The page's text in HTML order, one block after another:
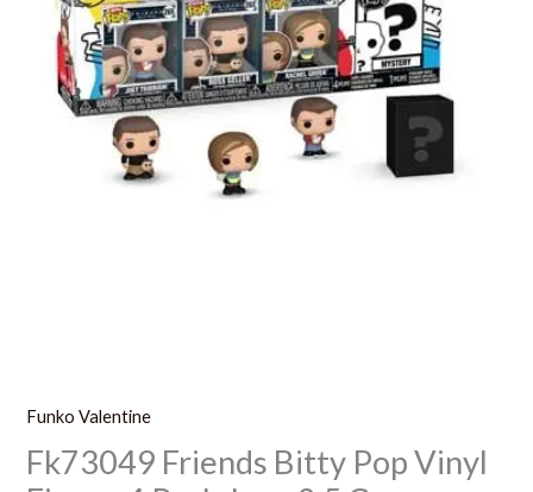
Funko Valentine
Fk73049 Friends Bitty Pop Vinyl